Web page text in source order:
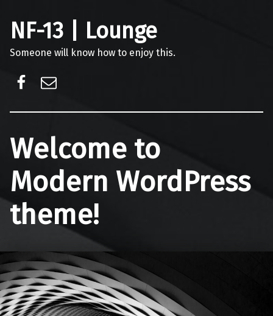
NF-13 | Lounge
Someone will know how to enjoy this.
Welcome to
Modern WordPress
theme!